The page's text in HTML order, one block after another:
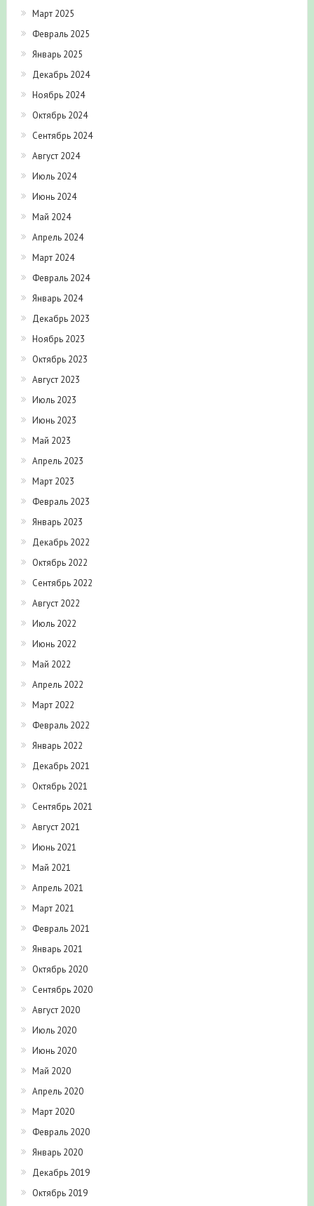
Март 2025
Февраль 2025
Январь 2025
Декабрь 2024
Ноябрь 2024
Октябрь 2024
Сентябрь 2024
Август 2024
Июль 2024
Июнь 2024
Май 2024
Апрель 2024
Март 2024
Февраль 2024
Январь 2024
Декабрь 2023
Ноябрь 2023
Октябрь 2023
Август 2023
Июль 2023
Июнь 2023
Май 2023
Апрель 2023
Март 2023
Февраль 2023
Январь 2023
Декабрь 2022
Октябрь 2022
Сентябрь 2022
Август 2022
Июль 2022
Июнь 2022
Май 2022
Апрель 2022
Март 2022
Февраль 2022
Январь 2022
Декабрь 2021
Октябрь 2021
Сентябрь 2021
Август 2021
Июнь 2021
Май 2021
Апрель 2021
Март 2021
Февраль 2021
Январь 2021
Октябрь 2020
Сентябрь 2020
Август 2020
Июль 2020
Июнь 2020
Май 2020
Апрель 2020
Март 2020
Февраль 2020
Январь 2020
Декабрь 2019
Октябрь 2019